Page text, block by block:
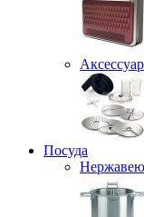
Посуда